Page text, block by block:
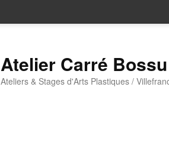
Atelier Carré Bossu
Ateliers & Stages d'Arts Plastiques /